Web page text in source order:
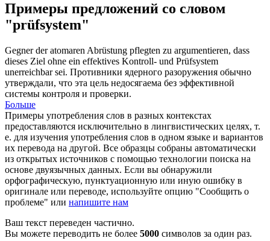
Примеры предложений со словом
"prüfsystem"
Gegner der atomaren Abrüstung pflegten zu argumentieren, dass
dieses Ziel ohne ein effektives Kontroll- und Prüfsystem
unerreichbar sei. Противники ядерного разоружения обычно
утверждали, что эта цель недосягаема без эффективной
системы контроля и проверки.
Больше
Примеры употребления слов в разных контекстах
предоставляются исключительно в лингвистических целях, т.
е. для изучения употребления слов в одном языке и вариантов
их перевода на другой. Все образцы собраны автоматически
из открытых источников с помощью технологии поиска на
основе двуязычных данных. Если вы обнаружили
орфографическую, пунктуационную или иную ошибку в
оригинале или переводе, используйте опцию "Сообщить о
проблеме" или напишите нам
Ваш текст переведен частично.
Вы можете переводить не более 5000 символов за один раз.